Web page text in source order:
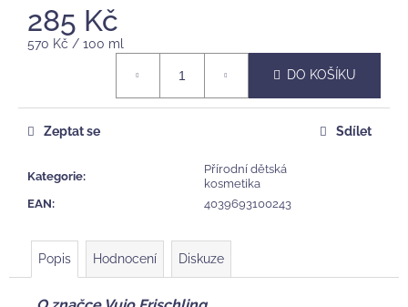
285 Kč
Měrná
570 Kč / 100 ml
DO KOŠÍKU
Kategorie:
Přírodní dětská
kosmetika
EAN: 4039693100243
Zeptat se Sdílet
Popis Hodnocení Diskuze
HÁČKOVANÝ
KRÁLÍČEK
PEBBLECHILD,